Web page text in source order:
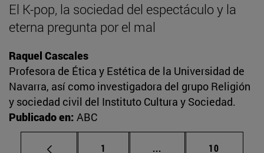
El K-pop, la sociedad del espectáculo y la
eterna pregunta por el mal
Raquel Cascales
Profesora de Ética y Estética de la Universidad de
Navarra, así como investigadora del grupo Religión
y sociedad civil del Instituto Cultura y Sociedad.
Publicado en: ABC
Página
1 ... Páginas intermedias
Página
10